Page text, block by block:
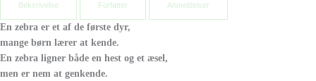
Beksrivelse Forfatter Anmeldelser
En zebra er et af de første dyr,
mange børn lærer at kende.
En zebra ligner både en hest og et æsel,
men er nem at genkende.